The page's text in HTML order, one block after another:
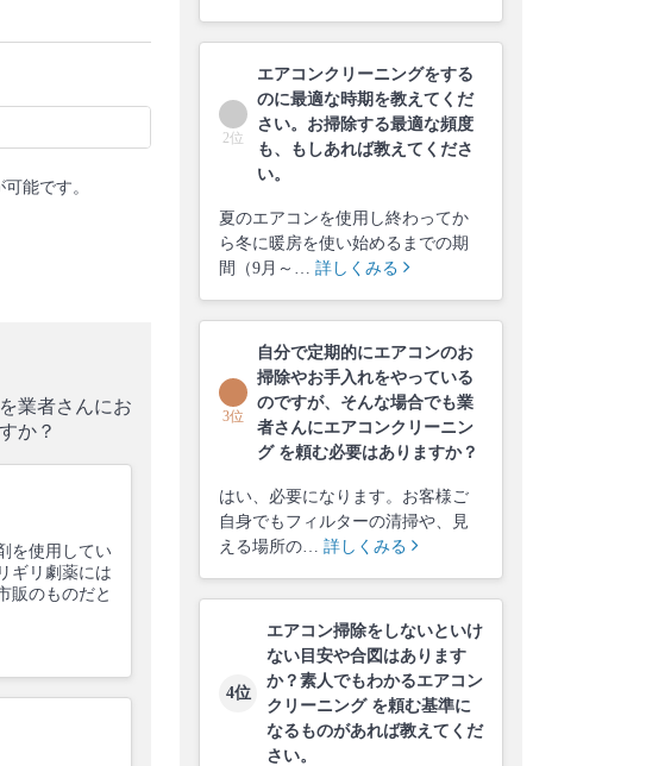
能です。
業者さんにお
か？
を使用してい
ギリ劇薬には
販のものだと
2位
エアコンクリーニングをする
のに最適な時期を教えてくだ
さい。お掃除する最適な頻度
も、もしあれば教えてくださ
い。
夏のエアコンを使用し終わってか
ら冬に暖房を使い始めるまでの期
間（9月～… 詳しくみる
3位
自分で定期的にエアコンのお
掃除やお手入れをやっている
のですが、そんな場合でも業
者さんにエアコンクリーニン
グ を頼む必要はありますか？
はい、必要になります。お客様ご
自身でもフィルターの清掃や、見
える場所の… 詳しくみる
4位
エアコン掃除をしないといけ
ない目安や合図はあります
か？素人でもわかるエアコン
クリーニング を頼む基準に
なるものがあれば教えてくだ
さい。